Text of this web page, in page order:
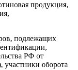
продукция,
подлежащих
РФ от
оборота